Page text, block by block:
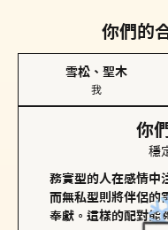
你們的
雪松、聖木
我
你
穩
務實型的人在感情中
而無私型則將伴侶的
奉獻。這樣的配對能